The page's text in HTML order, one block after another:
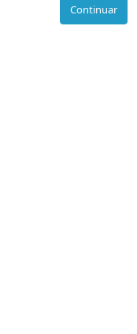
Continuar